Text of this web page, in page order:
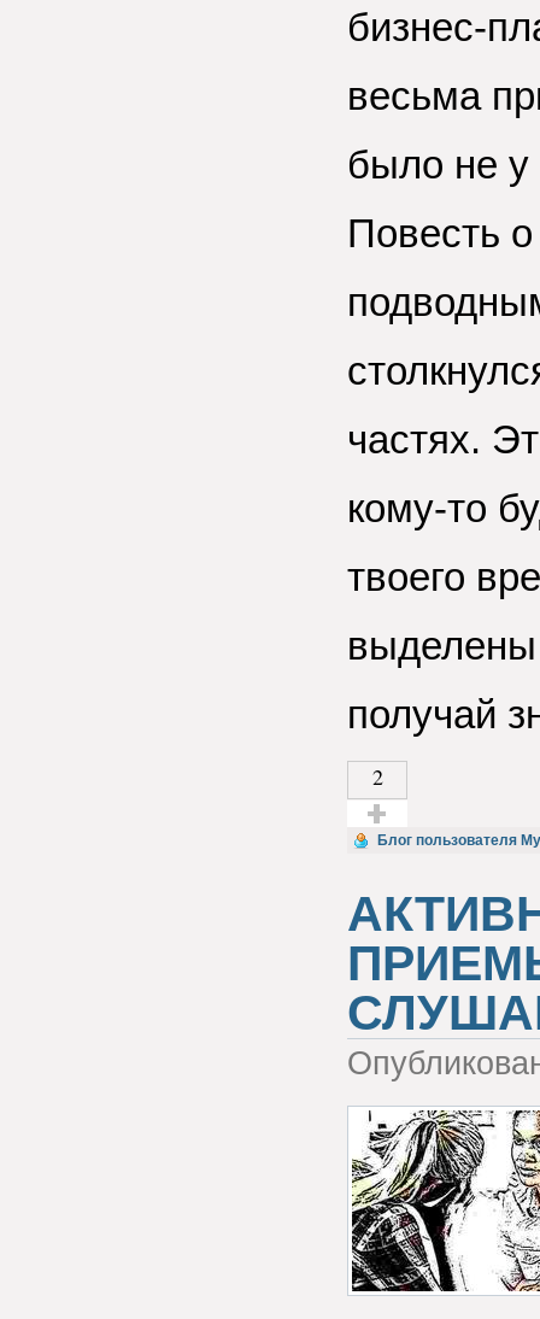
бизнес-
весьма
было не у
Повесть
частях.
кому-то
твоего
получай
2
Голос за!
Блог пользователя